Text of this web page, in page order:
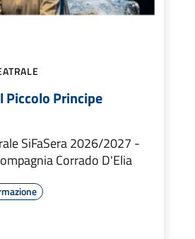
Piccolo Principe
SiFaSera 2026/2027 -
Corrado D'Elia